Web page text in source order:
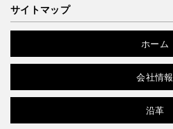
サイトマップ
ホーム
会社情報
沿革